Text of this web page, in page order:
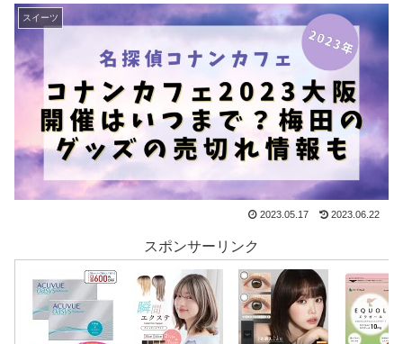
スイーツ
2023.05.17 2023.06.22
スポンサーリンク